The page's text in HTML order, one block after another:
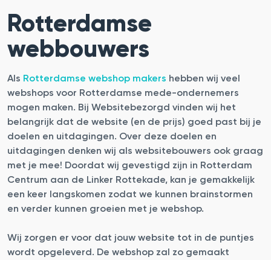
Rotterdamse
webbouwers
Als Rotterdamse webshop makers hebben wij veel
webshops voor Rotterdamse mede-ondernemers
mogen maken. Bij Websitebezorgd vinden wij het
belangrijk dat de website (en de prijs) goed past bij je
doelen en uitdagingen. Over deze doelen en
uitdagingen denken wij als websitebouwers ook graag
met je mee! Doordat wij gevestigd zijn in Rotterdam
Centrum aan de Linker Rottekade, kan je gemakkelijk
een keer langskomen zodat we kunnen brainstormen
en verder kunnen groeien met je webshop.
Wij zorgen er voor dat jouw website tot in de puntjes
wordt opgeleverd. De webshop zal zo gemaakt